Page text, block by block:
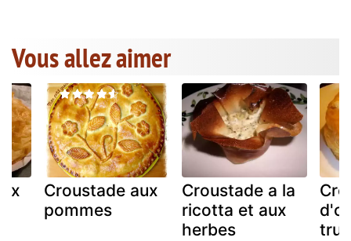
Vous allez aimer
Croustade aux
pommes
Croustade a la
ricotta et aux
herbes